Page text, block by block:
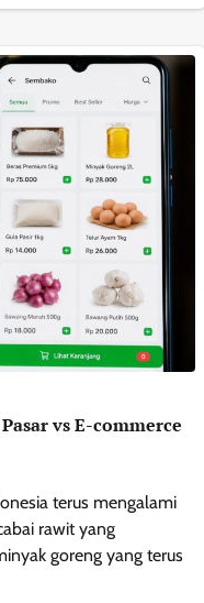
vs E-commerce
terus mengalami
rawit yang
goreng yang terus